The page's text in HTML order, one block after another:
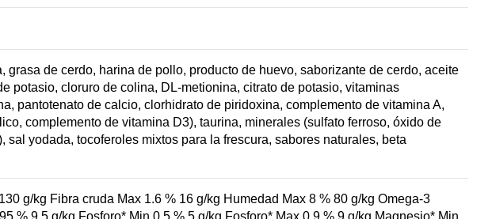
de cerdo, harina de pollo, producto de huevo, saborizante de cerdo, aceite
potasio, cloruro de colina, DL-metionina, citrato de potasio, vitaminas
pantotenato de calcio, clorhidrato de piridoxina, complemento de vitamina A,
complemento de vitamina D3), taurina, minerales (sulfato ferroso, óxido de
yodada, tocoferoles mixtos para la frescura, sabores naturales, beta
g/kg Fibra cruda Max 1.6 % 16 g/kg Humedad Max 8 % 80 g/kg Omega-3
% 9.5 g/kg Fosforo* Min 0.5 % 5 g/kg Fosforo* Max 0.9 % 9 g/kg Magnesio* Min